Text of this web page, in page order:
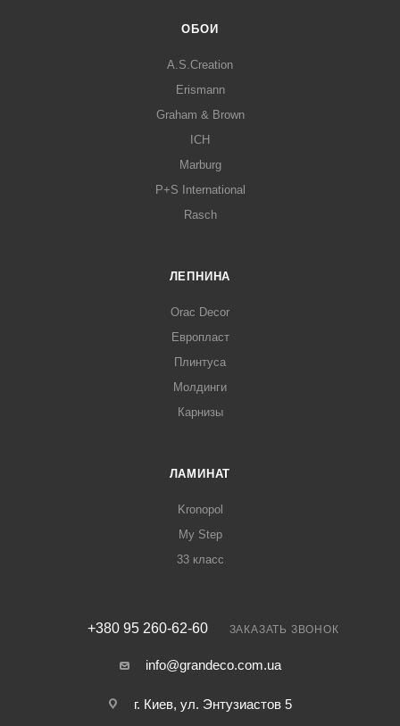
ОБОИ
A.S.Creation
Erismann
Graham & Brown
ICH
Marburg
P+S International
Rasch
ЛЕПНИНА
Orac Decor
Европласт
Плинтуса
Молдинги
Карнизы
ЛАМИНАТ
Kronopol
My Step
33 класс
+380 95 260-62-60 ЗАКАЗАТЬ ЗВОНОК
info@grandeco.com.ua
г. Киев, ул. Энтузиастов 5